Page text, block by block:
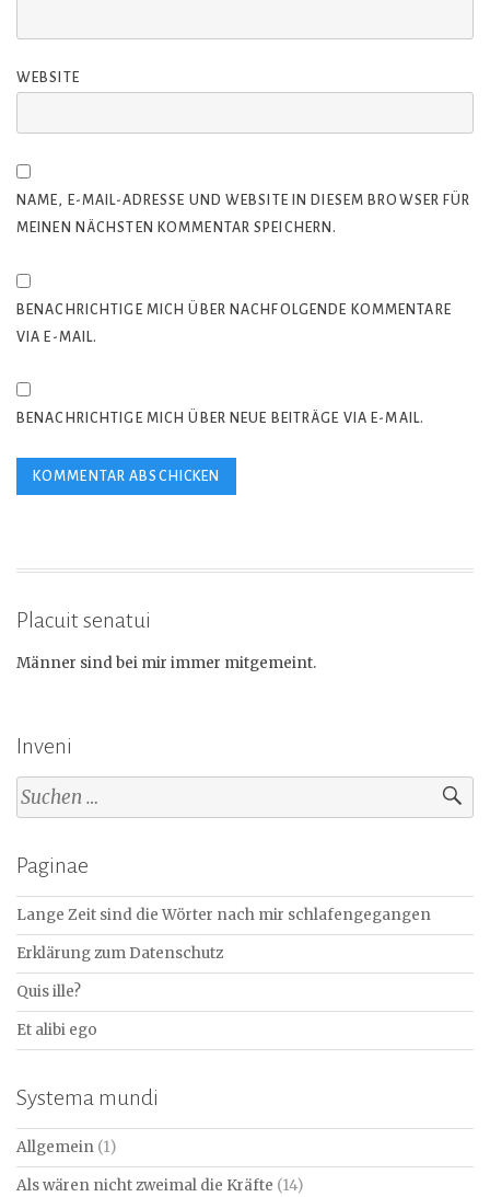
WEBSITE
NAME, E-MAIL-ADRESSE UND WEBSITE IN DIESEM BROWSER FÜR
MEINEN NÄCHSTEN KOMMENTAR SPEICHERN.
BENACHRICHTIGE MICH ÜBER NACHFOLGENDE KOMMENTARE
VIA E-MAIL.
BENACHRICHTIGE MICH ÜBER NEUE BEITRÄGE VIA E-MAIL.
Placuit senatui
Männer sind bei mir immer mitgemeint.
Inveni
Suchen
nach:
Paginae
Lange Zeit sind die Wörter nach mir schlafengegangen
Erklärung zum Datenschutz
Quis ille?
Et alibi ego
Systema mundi
Allgemein (1)
Als wären nicht zweimal die Kräfte (14)